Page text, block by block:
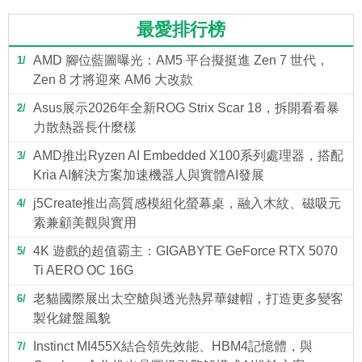
最愛排行榜
1
AMD 腳位藍圖曝光：AM5 平台擬挺進 Zen 7 世代，
Zen 8 才將迎來 AM6 大改款
2
Asus展示2026年全新ROG Strix Scar 18，拆開看看暴
力散熱器長什麼樣
3
AMD推出Ryzen AI Embedded X100系列處理器，搭配
Kria AI解決方案加速機器人與實體AI發展
4
j5Create推出高質感模組化螢幕桌，融入木紋、磁吸元
素兼顧美觀與實用
5
4K 遊戲的超值霸主：GIGABYTE GeForce RTX 5070
Ti AERO OC 16G
6
老貓國際展出太空艙與透光熱昇華鍵帽，打造更多變客
製化鍵盤風貌
7
Instinct MI455X結合領先效能、HBM4記憶體，與